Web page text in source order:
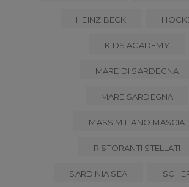
HEINZ BECK
KIDS ACADEMY
MARE DI SARDEGNA
MARE SARDEGNA
MASSIMILIANO MASCIA
RISTORANTI STELLATI
SARDINIA SEA